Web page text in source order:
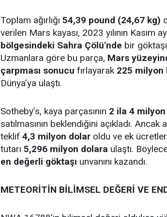
Toplam ağırlığı 54,39 pound (24,67 kg)
verilen Mars kayası, 2023 yılının Kasım
bölgesindeki Sahra Çölü'nde bir
Uzmanlara göre bu parça, Mars
çarpması sonucu fırlayarak 225
Dünya’ya ulaştı.
Sotheby’s, kaya parçasının 2 ila 4
satılmasının beklendiğini açıkladı. Ancak
teklif 4,3 milyon dolar oldu ve ek
tutarı 5,296 milyon dolara ulaştı.
en değerli göktaşı unvanını kazandı.
METEORİTİN BİLİMSEL DEĞERİ VE